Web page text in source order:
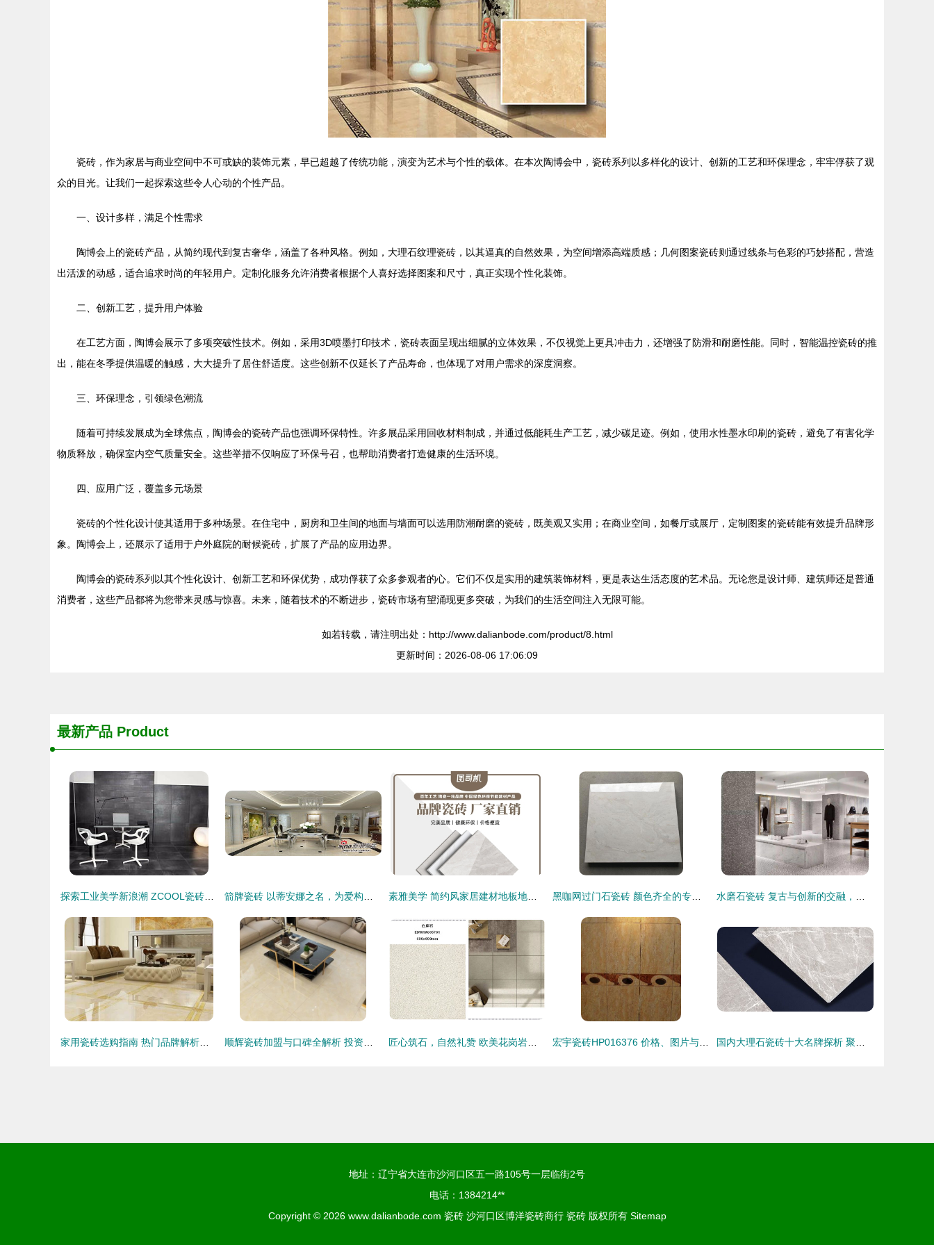
瓷砖，作为家居与商业空间中不可或缺的装饰元素，早已超越了传统功能，演变为艺术与个性的载体。在本次陶博会中，瓷砖系列以多样化的设计、创新的工艺和环保理念，牢牢俘获了观
众的目光。让我们一起探索这些令人心动的个性产品。
一、设计多样，满足个性需求
陶博会上的瓷砖产品，从简约现代到复古奢华，涵盖了各种风格。例如，大理石纹理瓷砖，以其逼真的自然效果，为空间增添高端质感；几何图案瓷砖则通过线条与色彩的巧妙搭配，营造
出活泼的动感，适合追求时尚的年轻用户。定制化服务允许消费者根据个人喜好选择图案和尺寸，真正实现个性化装饰。
二、创新工艺，提升用户体验
在工艺方面，陶博会展示了多项突破性技术。例如，采用3D喷墨打印技术，瓷砖表面呈现出细腻的立体效果，不仅视觉上更具冲击力，还增强了防滑和耐磨性能。同时，智能温控瓷砖的推
出，能在冬季提供温暖的触感，大大提升了居住舒适度。这些创新不仅延长了产品寿命，也体现了对用户需求的深度洞察。
三、环保理念，引领绿色潮流
随着可持续发展成为全球焦点，陶博会的瓷砖产品也强调环保特性。许多展品采用回收材料制成，并通过低能耗生产工艺，减少碳足迹。例如，使用水性墨水印刷的瓷砖，避免了有害化学
物质释放，确保室内空气质量安全。这些举措不仅响应了环保号召，也帮助消费者打造健康的生活环境。
四、应用广泛，覆盖多元场景
瓷砖的个性化设计使其适用于多种场景。在住宅中，厨房和卫生间的地面与墙面可以选用防潮耐磨的瓷砖，既美观又实用；在商业空间，如餐厅或展厅，定制图案的瓷砖能有效提升品牌形
象。陶博会上，还展示了适用于户外庭院的耐候瓷砖，扩展了产品的应用边界。
陶博会的瓷砖系列以其个性化设计、创新工艺和环保优势，成功俘获了众多参观者的心。它们不仅是实用的建筑装饰材料，更是表达生活态度的艺术品。无论您是设计师、建筑师还是普通
消费者，这些产品都将为您带来灵感与惊喜。未来，随着技术的不断进步，瓷砖市场有望涌现更多突破，为我们的生活空间注入无限可能。
如若转载，请注明出处：http://www.dalianbode.com/product/8.html
更新时间：2026-08-06 17:06:09
最新产品 Product
地址：辽宁省大连市沙河口区五一路105号一层临街2号
电话：1384214**
Copyright © 2026 www.dalianbode.com 瓷砖 沙河口区博洋瓷砖商行 瓷砖版权所有 Sitemap